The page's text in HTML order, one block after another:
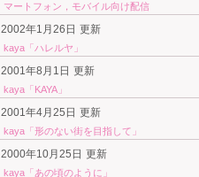
マートフォン，モバイル向け配信
2002年1月26日 更新
kaya「ハレルヤ」
2001年8月1日 更新
kaya「KAYA」
2001年4月25日 更新
kaya「形のない街を目指して」
2000年10月25日 更新
kaya「あの頃のように」